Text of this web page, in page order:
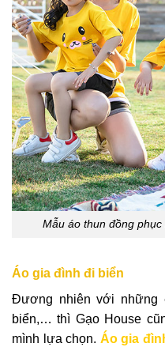
Mẫu áo thun đồng
Áo gia đình đi biển
Đương nhiên với những
biển,… thì Gạo House
mình lựa chọn. Áo gia